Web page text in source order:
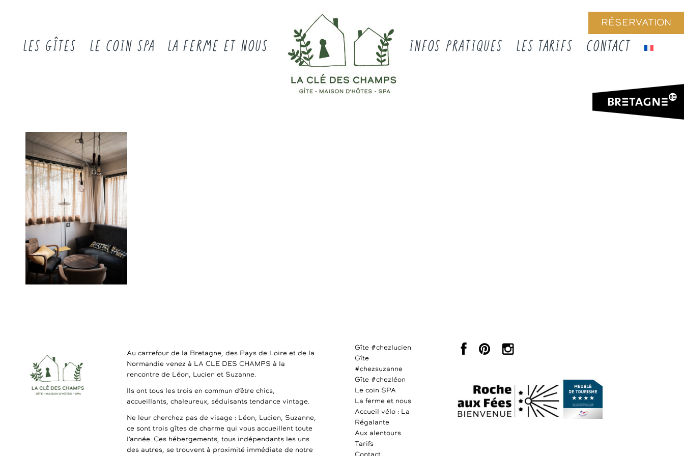
RÉSERVATION
LES GÎTES LE COIN SPA LA FERME ET NOUS INFOS PRATIQUES LES TARIFS CONTACT
Au carrefour de la Bretagne, des Pays de Loire et de la
Normandie venez à LA CLE DES CHAMPS à la
rencontre de Léon, Lucien et Suzanne.
Ils ont tous les trois en commun d’être chics,
accueillants, chaleureux, séduisants tendance vintage.
Ne leur cherchez pas de visage : Léon, Lucien, Suzanne,
ce sont trois gîtes de charme qui vous accueillent toute
l’année. Ces hébergements, tous indépendants les uns
des autres, se trouvent à proximité immédiate de notre
Gîte #chezlucien
Gîte
#chezsuzanne
Gîte #chezléon
Le coin SPA
La ferme et nous
Accueil vélo : La
Régalante
Aux alentours
Tarifs